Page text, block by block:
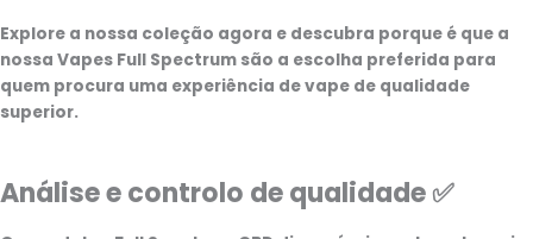
Explore a nossa coleção agora e descubra porque é que a
nossa Vapes Full Spectrum são a escolha preferida para
quem procura uma experiência de vape de qualidade
superior.
Análise e controlo de qualidade ✅